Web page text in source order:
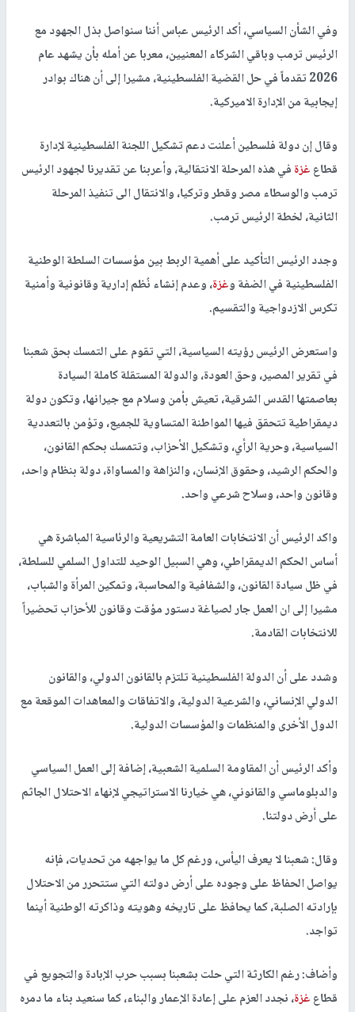
وفي الشأن السياسي، أكد الرئيس عباس أننا سنواصل بذل الجهود مع
الرئيس ترمب وباقي الشركاء المعنيين، معربا عن أمله بأن يشهد عام
2026 تقدماً في حل القضية الفلسطينية، مشيرا إلى أن هناك بوادر
إيجابية من الإدارة الاميركية.
وقال إن دولة فلسطين أعلنت دعم تشكيل اللجنة الفلسطينية لإدارة
قطاعغزةفي هذه المرحلة الانتقالية، وأعربنا عن تقديرنا لجهود الرئيس
ترمب والوسطاء مصر وقطر وتركيا، والانتقال الى تنفيذ المرحلة
الثانية، لخطة الرئيس ترمب.
وجدد الرئيس التأكيد على أهمية الربط بين مؤسسات السلطة الوطنية
الفلسطينية في الضفة وغزة، وعدم إنشاء نُظم إدارية وقانونية وأمنية
تكرس الازدواجية والتقسيم.
واستعرض الرئيس رؤيته السياسية، التي تقوم على التمسك بحق شعبنا
في تقرير المصير، وحق العودة، والدولة المستقلة كاملة السيادة
بعاصمتها القدس الشرقية، تعيش بأمن وسلام مع جيرانها، وتكون دولة
ديمقراطية تتحقق فيها المواطنة المتساوية للجميع، وتؤمن بالتعددية
السياسية، وحرية الرأي، وتشكيل الأحزاب، وتتمسك بحكم القانون،
والحكم الرشيد، وحقوق الإنسان، والنزاهة والمساواة، دولة بنظام واحد،
وقانون واحد، وسلاح شرعي واحد.
واكد الرئيس أن الانتخابات العامة التشريعية والرئاسية المباشرة هي
أساس الحكم الديمقراطي، وهي السبيل الوحيد للتداول السلمي للسلطة،
في ظل سيادة القانون، والشفافية والمحاسبة، وتمكين المرأة والشباب،
مشيرا إلى ان العمل جار لصياغة دستور مؤقت وقانون للأحزاب تحضيراً
للانتخابات القادمة.
وشدد على أن الدولة الفلسطينية تلتزم بالقانون الدولي، والقانون
الدولي الإنساني، والشرعية الدولية، والاتفاقات والمعاهدات الموقعة مع
الدول الأخرى والمنظمات والمؤسسات الدولية.
وأكد الرئيس أن المقاومة السلمية الشعبية، إضافة إلى العمل السياسي
والدبلوماسي والقانوني، هي خيارنا الاستراتيجي لإنهاء الاحتلال الجاثم
على أرض دولتنا.
وقال: شعبنا لا يعرف اليأس، ورغم كل ما يواجهه من تحديات، فإنه
يواصل الحفاظ على وجوده على أرض دولته التي ستتحرر من الاحتلال
بإرادته الصلبة، كما يحافظ على تاريخه وهويته وذاكرته الوطنية أينما
تواجد.
وأضاف: رغم الكارثة التي حلت بشعبنا بسبب حرب الإبادة والتجويع في
قطاعغزة، نجدد العزم على إعادة الإعمار والبناء، كما سنعيد بناء ما دمره